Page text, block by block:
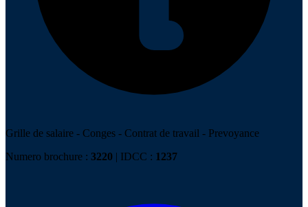
Grille de salaire - Conges - Contrat de travail - Prevoyance
Numero brochure : 3220 | IDCC : 1237